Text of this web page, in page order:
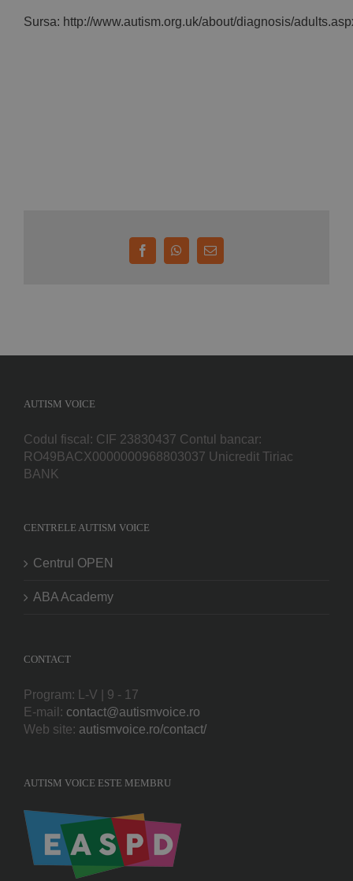
Sursa: http://www.autism.org.uk/about/diagnosis/
FacebookWhatsApp
E-
AUTISM VOICE
Codul fiscal: CIF 23830437 Contul bancar:
RO49BACX0000000968803037 Unicredit Tiriac
BANK
CENTRELE AUTISM VOICE
Centrul OPEN
ABA Academy
CONTACT
Program: L-V | 9 - 17
E-mail: contact@autismvoice.ro
Web site: autismvoice.ro/contact/
AUTISM VOICE ESTE MEMBRU